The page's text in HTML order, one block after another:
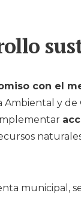
con el
y de
municipal,